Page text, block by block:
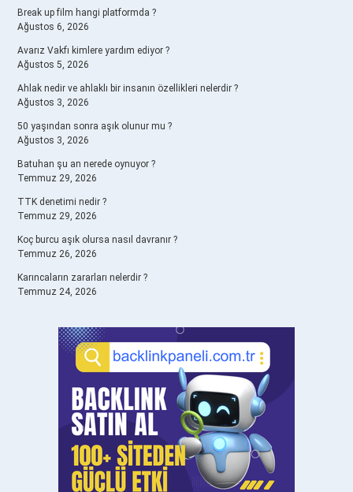
Break up film hangi platformda ?
Ağustos 6, 2026
Avarız Vakfı kimlere yardım ediyor ?
Ağustos 5, 2026
Ahlak nedir ve ahlaklı bir insanın özellikleri nelerdir ?
Ağustos 3, 2026
50 yaşından sonra aşık olunur mu ?
Ağustos 3, 2026
Batuhan şu an nerede oynuyor ?
Temmuz 29, 2026
TTK denetimi nedir ?
Temmuz 29, 2026
Koç burcu aşık olursa nasıl davranır ?
Temmuz 26, 2026
Karıncaların zararları nelerdir ?
Temmuz 24, 2026